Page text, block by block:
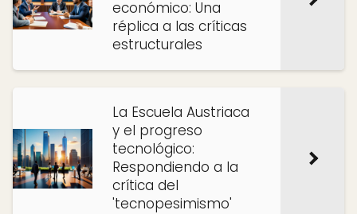
económico: Una
réplica a las críticas
estructurales
La Escuela Austriaca
y el progreso
tecnológico:
Respondiendo a la
crítica del
'tecnopesimismo'